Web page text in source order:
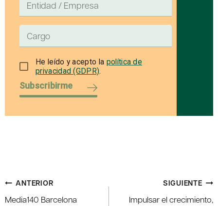
He leído y acepto la política de
privacidad (GDPR).
Subscribirme
Navegación
de
ANTERIOR
Media140 Barcelona
SIGUIENTE
Impulsar el crecimiento,